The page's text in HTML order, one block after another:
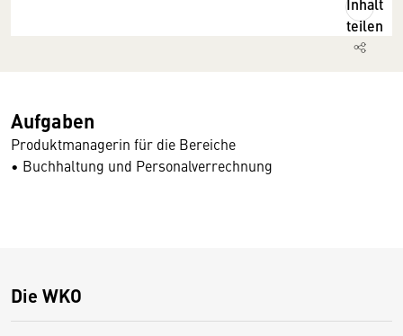
Inhalt
teilen
Aufgaben
Produktmanagerin für die Bereiche
• Buchhaltung und Personalverrechnung
Die WKO